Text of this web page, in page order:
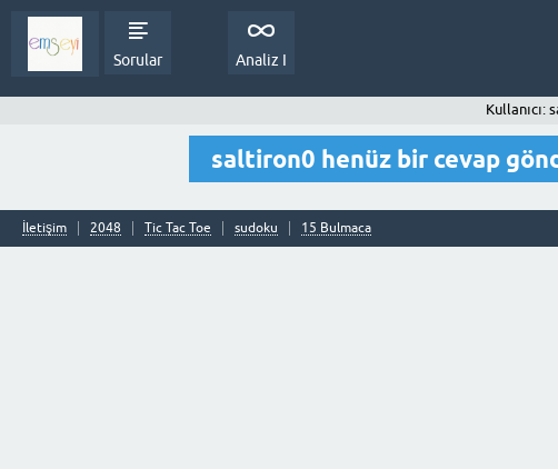
Sorular Analiz I
Kullanıcı:
saltiron0 henüz bir cevap
İletişim 2048 Tic Tac Toe sudoku 15 Bulmaca